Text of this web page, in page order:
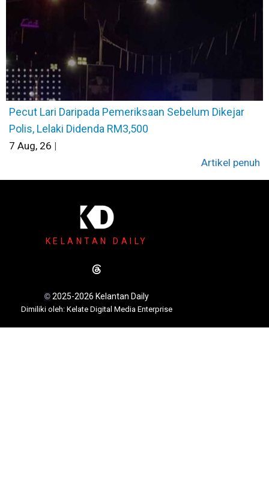
Pecut Lari Daripada Pemeriksaan Sebelum Dikejar
Polis, Lelaki Didenda RM3,500
7 Aug, 26 |
Artikel penuh
KELANTAN DAILY
© 2025-2026 Kelantan Daily
Dimiliki oleh: Kelate Digital Media Enterprise